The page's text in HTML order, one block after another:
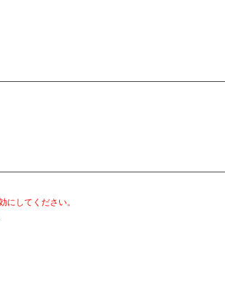
にしてください。